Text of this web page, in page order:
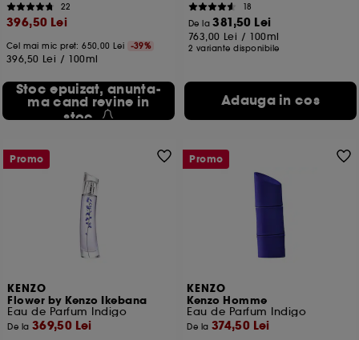
22
396,50 Lei
Cel mai mic pret:650,00 Lei -39%
396,50 Lei / 100ml
Stoc epuizat, anunta-
ma cand revine in
stoc
18
De la381,50 Lei
763,00 Lei / 100ml
2 variante disponibile
Adauga in cos
KENZO
Flower by Kenzo Ikebana
Eau de Parfum Indigo
De la 369,50 Lei
Promo
KENZO
Kenzo Homme
Eau de Parfum Indigo
De la 374,50 Lei
Promo